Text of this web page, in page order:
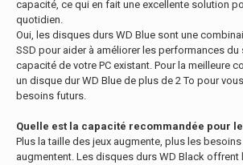
capacité, ce qui en fait une excellente solution
quotidien.
Oui, les disques durs WD Blue sont une
SSD pour aider à améliorer les performances du
capacité de votre PC existant. Pour la meilleure
un disque dur WD Blue de plus de 2 To pour
besoins futurs.
Quelle est la capacité recommandée pour
Plus la taille des jeux augmente, plus les
augmentent. Les disques durs WD Black offrent